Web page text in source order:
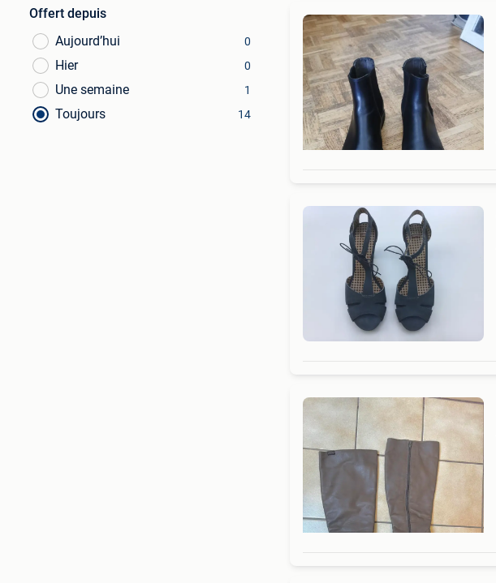
Offert depuis
Aujourd’hui
0
Hier 0
Une semaine 1
Toujours 14